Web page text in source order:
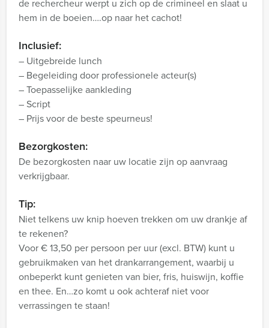
de rechercheur werpt u zich op de crimineel en slaat u
hem in de boeien….op naar het cachot!
Inclusief:
– Uitgebreide lunch
– Begeleiding door professionele acteur(s)
– Toepasselijke aankleding
– Script
– Prijs voor de beste speurneus!
Bezorgkosten:
De bezorgkosten naar uw locatie zijn op aanvraag
verkrijgbaar.
Tip:
Niet telkens uw knip hoeven trekken om uw drankje af
te rekenen?
Voor € 13,50 per persoon per uur (excl. BTW) kunt u
gebruikmaken van het drankarrangement, waarbij u
onbeperkt kunt genieten van bier, fris, huiswijn, koffie
en thee. En…zo komt u ook achteraf niet voor
verrassingen te staan!